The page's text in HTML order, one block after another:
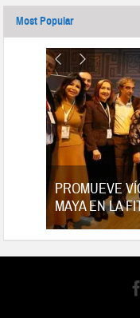
Most Popular
PROMUEVE
MAYA EN LA